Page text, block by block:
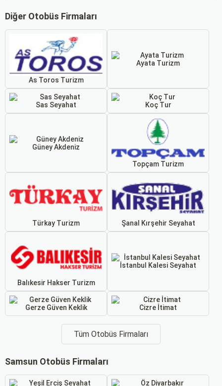
Diğer Otobüs Firmaları
As Toros Turizm
Ayata Turizm
Sas Seyahat Koç Tur
Güney Akdeniz
Topçam Turizm
Türkay Turizm Şanal Kırşehir Seyahat
Balıkesir Hakser Turizm
İstanbul Kalesi Seyahat
Gerze Güven Keklik Cizre İtimat
Tüm Otobüs Firmaları
Samsun Otobüs Firmaları